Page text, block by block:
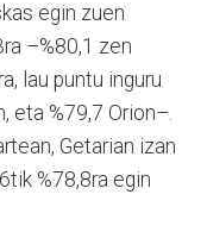
egin zuen
–%80,1 zen
lau puntu inguru
eta %79,7 Orion–.
Getarian izan
%78,8ra egin